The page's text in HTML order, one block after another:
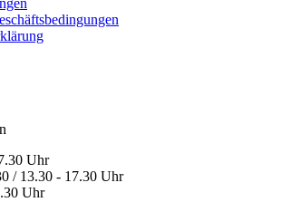
Uhr
/ 13.30 - 17.30 Uhr
Uhr